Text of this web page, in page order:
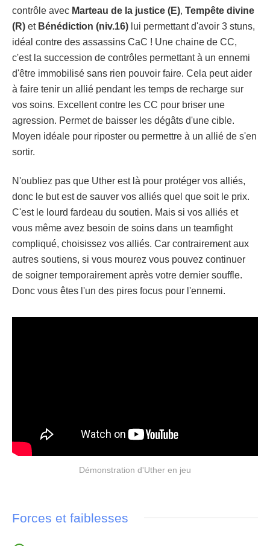
contrôle avec Marteau de la justice (E), Tempête divine
(R) et Bénédiction (niv.16) lui permettant d'avoir 3 stuns,
idéal contre des assassins CaC ! Une chaine de CC,
c'est la succession de contrôles permettant à un ennemi
d'être immobilisé sans rien pouvoir faire. Cela peut aider
à faire tenir un allié pendant les temps de recharge sur
vos soins. Excellent contre les CC pour briser une
agression. Permet de baisser les dégâts d'une cible.
Moyen idéale pour riposter ou permettre à un allié de s'en
sortir.
N'oubliez pas que Uther est là pour protéger vos alliés,
donc le but est de sauver vos alliés quel que soit le prix.
C'est le lourd fardeau du soutien. Mais si vos alliés et
vous même avez besoin de soins dans un teamfight
compliqué, choisissez vos alliés. Car contrairement aux
autres soutiens, si vous mourez vous pouvez continuer
de soigner temporairement après votre dernier souffle.
Donc vous êtes l'un des pires focus pour l'ennemi.
Démonstration d'Uther en jeu
Forces et faiblesses